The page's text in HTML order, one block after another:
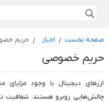
صفحه نخست اخبار حریم
حریم خصوصی
ارزهای دیجیتال با وجود
چالش‌هایی روبرو هستند. شفافیت